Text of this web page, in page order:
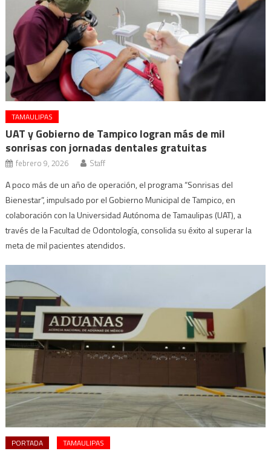
TAMAULIPAS
UAT y Gobierno de Tampico logran más de mil
sonrisas con jornadas dentales gratuitas
febrero 9, 2026 Staff
A poco más de un año de operación, el programa “Sonrisas del
Bienestar”, impulsado por el Gobierno Municipal de Tampico, en
colaboración con la Universidad Autónoma de Tamaulipas (UAT), a
través de la Facultad de Odontología, consolida su éxito al superar la
meta de mil pacientes atendidos.
PORTADA TAMAULIPAS